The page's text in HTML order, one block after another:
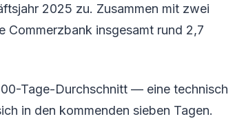
2025 zu. Zusammen mit zwei
Commerzbank insgesamt rund 2,7
Tage-Durchschnitt — eine technisch
in den kommenden sieben Tagen.